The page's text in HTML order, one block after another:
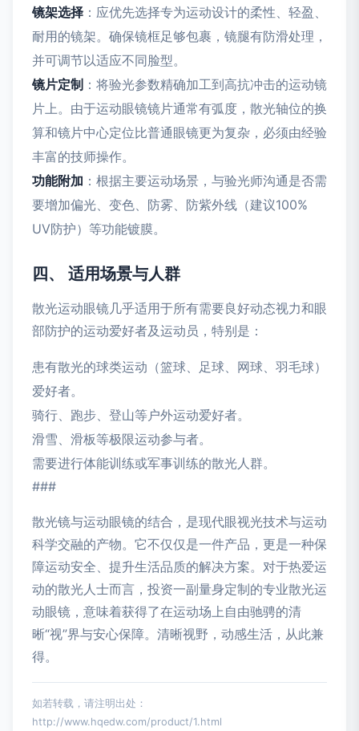
镜架选择 ：应优先选择专为运动设计的柔性、轻盈、
耐用的镜架。确保镜框足够包裹，镜腿有防滑处理，
并可调节以适应不同脸型。
镜片定制 ：将验光参数精确加工到高抗冲击的运动镜
片上。由于运动眼镜镜片通常有弧度，散光轴位的换
算和镜片中心定位比普通眼镜更为复杂，必须由经验
丰富的技师操作。
功能附加 ：根据主要运动场景，与验光师沟通是否需
要增加偏光、变色、防雾、防紫外线（建议100%
UV防护）等功能镀膜。
四、 适用场景与人群
散光运动眼镜几乎适用于所有需要良好动态视力和眼
部防护的运动爱好者及运动员，特别是：
患有散光的球类运动（篮球、足球、网球、羽毛球）
爱好者。
骑行、跑步、登山等户外运动爱好者。
滑雪、滑板等极限运动参与者。
需要进行体能训练或军事训练的散光人群。
###
散光镜与运动眼镜的结合，是现代眼视光技术与运动
科学交融的产物。它不仅仅是一件产品，更是一种保
障运动安全、提升生活品质的解决方案。对于热爱运
动的散光人士而言，投资一副量身定制的专业散光运
动眼镜，意味着获得了在运动场上自由驰骋的清
晰“视”界与安心保障。清晰视野，动感生活，从此兼
得。
如若转载，请注明出处：
http://www.hqedw.com/product/1.html